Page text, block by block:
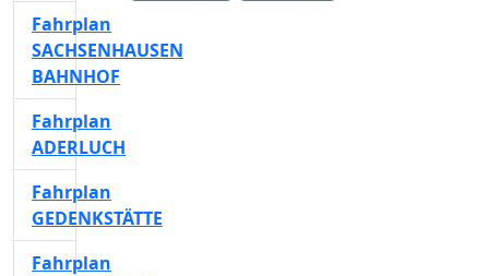
Fahrplan
SACHSENHAUSEN
BAHNHOF
Fahrplan
ADERLUCH
Fahrplan
GEDENKSTÄTTE
Fahrplan